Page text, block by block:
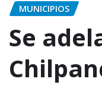
MUNICIPIOS
Se